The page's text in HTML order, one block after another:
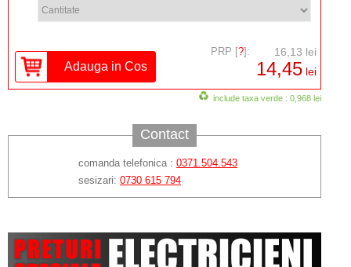
PRP [?]: 16,13 lei
14,45 lei
include taxa verde : 0,968 lei
Contact
comanda telefonica : 0371.504.543
sesizari: 0730 615 794